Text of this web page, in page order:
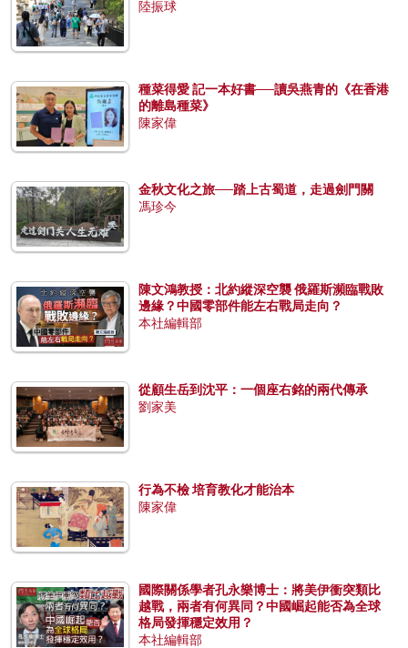
陸振球
種菜得愛 記一本好書──讀吳燕青的《在香港
的離島種菜》
陳家偉
金秋文化之旅──踏上古蜀道，走過劍門關
馮珍今
陳文鴻教授：北約縱深空襲 俄羅斯瀕臨戰敗
邊緣？中國零部件能左右戰局走向？
本社編輯部
從顧生岳到沈平：一個座右銘的兩代傳承
劉家美
行為不檢 培育教化才能治本
陳家偉
國際關係學者孔永樂博士：將美伊衝突類比
越戰，兩者有何異同？中國崛起能否為全球
格局發揮穩定效用？
本社編輯部